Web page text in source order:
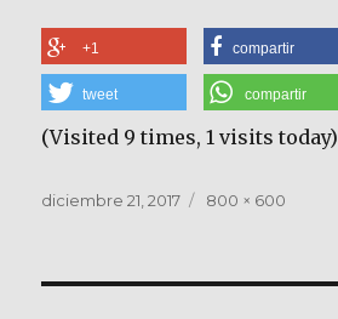
+1 compartir
tweet compartir
(Visited 9 times, 1 visits today)
Publicado
diciembre 21, 2017
Tamaño
800 × 600